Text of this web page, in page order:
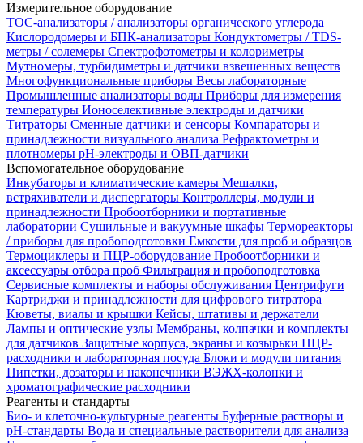
Измерительное оборудование
TOC-анализаторы / анализаторы органического углерода
Кислородомеры и БПК-анализаторы Кондуктометры / TDS-
метры / солемеры Спектрофотометры и колориметры
Мутномеры, турбидиметры и датчики взвешенных веществ
Многофункциональные приборы Весы лабораторные
Промышленные анализаторы воды Приборы для измерения
температуры Ионоселективные электроды и датчики
Титраторы Сменные датчики и сенсоры Компараторы и
принадлежности визуального анализа Рефрактометры и
плотномеры pH-электроды и ОВП-датчики
Вспомогательное оборудование
Инкубаторы и климатические камеры Мешалки,
встряхиватели и диспергаторы Контроллеры, модули и
принадлежности Пробоотборники и портативные
лаборатории Сушильные и вакуумные шкафы Термореакторы
/ приборы для пробоподготовки Емкости для проб и образцов
Термоциклеры и ПЦР-оборудование Пробоотборники и
аксессуары отбора проб Фильтрация и пробоподготовка
Сервисные комплекты и наборы обслуживания Центрифуги
Картриджи и принадлежности для цифрового титратора
Кюветы, виалы и крышки Кейсы, штативы и держатели
Лампы и оптические узлы Мембраны, колпачки и комплекты
для датчиков Защитные корпуса, экраны и козырьки ПЦР-
расходники и лабораторная посуда Блоки и модули питания
Пипетки, дозаторы и наконечники ВЭЖХ-колонки и
хроматографические расходники
Реагенты и стандарты
Био- и клеточно-культурные реагенты Буферные растворы и
pH-стандарты Вода и специальные растворители для анализа